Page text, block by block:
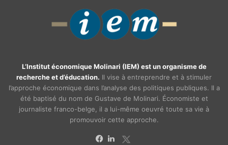
L’Institut économique Molinari (IEM) est un organisme de
recherche et d’éducation. Il vise à entreprendre et à stimuler
l’approche économique dans l’analyse des politiques publiques. Il a
été baptisé du nom de Gustave de Molinari. Économiste et
journaliste franco-belge, il a lui-même oeuvré toute sa vie à
promouvoir cette approche.